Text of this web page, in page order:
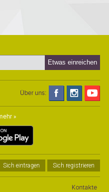
Über uns:
»
Sich eintragen Sich registrieren
Kontakte